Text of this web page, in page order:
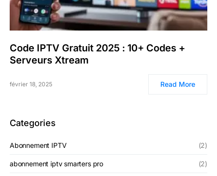
Code IPTV Gratuit 2025 : 10+ Codes +
Serveurs Xtream
février 18, 2025 Read More
Categories
Abonnement IPTV (2)
abonnement iptv smarters pro (2)